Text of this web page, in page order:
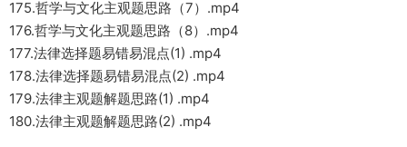
175.哲学与文化主观题思路（7）.mp4
176.哲学与文化主观题思路（8）.mp4
177.法律选择题易错易混点(1) .mp4
178.法律选择题易错易混点(2) .mp4
179.法律主观题解题思路(1) .mp4
180.法律主观题解题思路(2) .mp4